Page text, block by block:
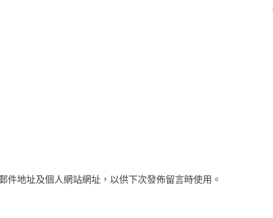
件地址及個人網站網址，以供下次發佈留言時使用。